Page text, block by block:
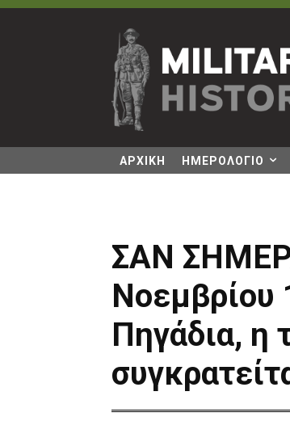
ΑΡΧΙΚΗ ΗΜΕΡΟΛΟΓΙΟ
ΣΑΝ
Νοεμβρίου
Πηγάδια, η